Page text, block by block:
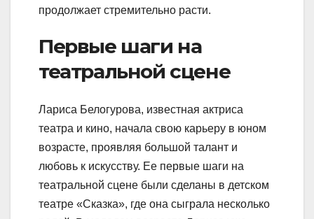
продолжает стремительно расти.
Первые шаги на
театральной сцене
Лариса Белогурова, известная актриса
театра и кино, начала свою карьеру в юном
возрасте, проявляя большой талант и
любовь к искусству. Ее первые шаги на
театральной сцене были сделаны в детском
театре «Сказка», где она сыграла несколько